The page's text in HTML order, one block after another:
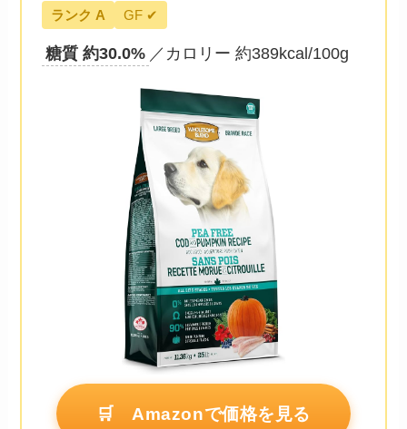
ランク A GF ✔
糖質 約30.0% ／カロリー 約389kcal/100g
🛒 Amazonで価格を見る